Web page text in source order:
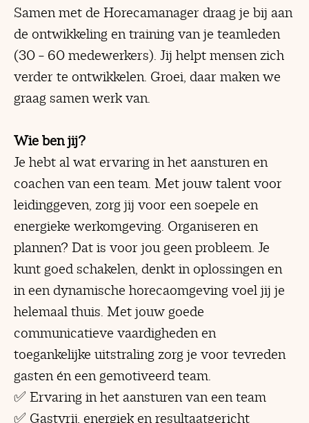
Samen met de Horecamanager draag je bij aan
de ontwikkeling en training van je teamleden
(30 – 60 medewerkers). Jij helpt mensen zich
verder te ontwikkelen. Groei, daar maken we
graag samen werk van.
Wie ben jij?
Je hebt al wat ervaring in het aansturen en
coachen van een team. Met jouw talent voor
leidinggeven, zorg jij voor een soepele en
energieke werkomgeving. Organiseren en
plannen? Dat is voor jou geen probleem. Je
kunt goed schakelen, denkt in oplossingen en
in een dynamische horecaomgeving voel jij je
helemaal thuis. Met jouw goede
communicatieve vaardigheden en
toegankelijke uitstraling zorg je voor tevreden
gasten én een gemotiveerd team.
✅ Ervaring in het aansturen van een team
✅ Gastvrij, energiek en resultaatgericht